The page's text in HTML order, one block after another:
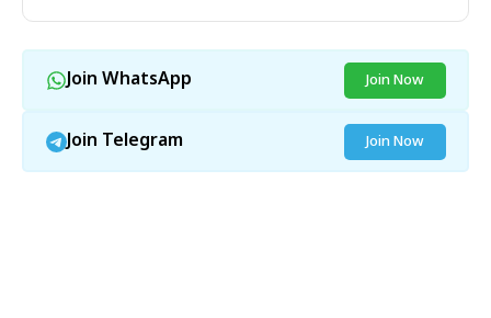
Join WhatsApp Join Now
Join Telegram Join Now